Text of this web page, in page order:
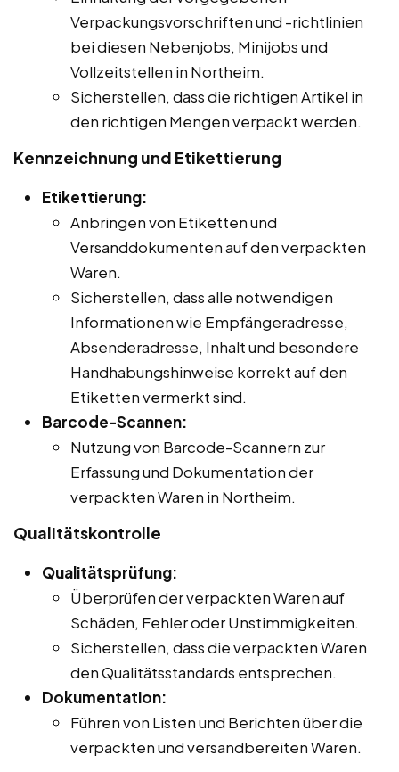
Verpackungsvorschriften und -richtlinien
bei diesen Nebenjobs, Minijobs und
Vollzeitstellen in Northeim.
Sicherstellen, dass die richtigen Artikel in
den richtigen Mengen verpackt werden.
Kennzeichnung und Etikettierung
Etikettierung:
Anbringen von Etiketten und
Versanddokumenten auf den verpackten
Waren.
Sicherstellen, dass alle notwendigen
Informationen wie Empfängeradresse,
Absenderadresse, Inhalt und besondere
Handhabungshinweise korrekt auf den
Etiketten vermerkt sind.
Barcode-Scannen:
Nutzung von Barcode-Scannern zur
Erfassung und Dokumentation der
verpackten Waren in Northeim.
Qualitätskontrolle
Qualitätsprüfung:
Überprüfen der verpackten Waren auf
Schäden, Fehler oder Unstimmigkeiten.
Sicherstellen, dass die verpackten Waren
den Qualitätsstandards entsprechen.
Dokumentation:
Führen von Listen und Berichten über die
verpackten und versandbereiten Waren.